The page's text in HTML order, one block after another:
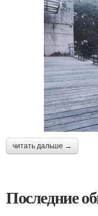
читать дальше →
Последние